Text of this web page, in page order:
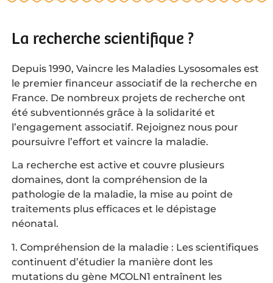
La recherche scientifique ?
Depuis 1990, Vaincre les Maladies Lysosomales est
le premier financeur associatif de la recherche en
France. De nombreux projets de recherche ont
été subventionnés grâce à la solidarité et
l’engagement associatif. Rejoignez nous pour
poursuivre l’effort et vaincre la maladie.
La recherche est active et couvre plusieurs
domaines, dont la compréhension de la
pathologie de la maladie, la mise au point de
traitements plus efficaces et le dépistage
néonatal.
1. Compréhension de la maladie : Les scientifiques
continuent d’étudier la manière dont les
mutations du gène MCOLN1 entraînent les